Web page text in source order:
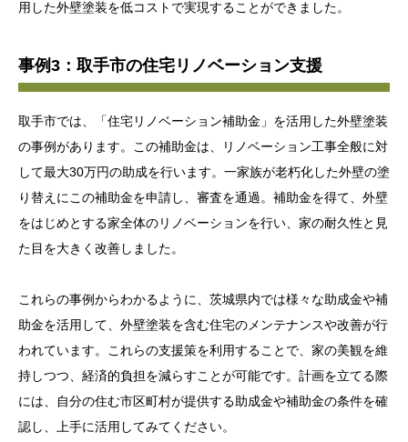
用した外壁塗装を低コストで実現することができました。
事例3：取手市の住宅リノベーション支援
取手市では、「住宅リノベーション補助金」を活用した外壁塗装
の事例があります。この補助金は、リノベーション工事全般に対
して最大30万円の助成を行います。一家族が老朽化した外壁の塗
り替えにこの補助金を申請し、審査を通過。補助金を得て、外壁
をはじめとする家全体のリノベーションを行い、家の耐久性と見
た目を大きく改善しました。
これらの事例からわかるように、茨城県内では様々な助成金や補
助金を活用して、外壁塗装を含む住宅のメンテナンスや改善が行
われています。これらの支援策を利用することで、家の美観を維
持しつつ、経済的負担を減らすことが可能です。計画を立てる際
には、自分の住む市区町村が提供する助成金や補助金の条件を確
認し、上手に活用してみてください。